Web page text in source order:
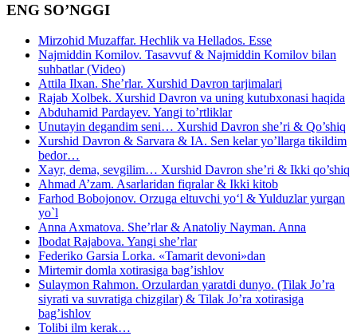
ENG SO’NGGI
Mirzohid Muzaffar. Hechlik va Hellados. Esse
Najmiddin Komilov. Tasavvuf & Najmiddin Komilov bilan
suhbatlar (Video)
Attila Ilxan. She’rlar. Xurshid Davron tarjimalari
Rajab Xolbek. Xurshid Davron va uning kutubxonasi haqida
Abduhamid Pardayev. Yangi to’rtliklar
Unutayin degandim seni… Xurshid Davron she’ri & Qo’shiq
Xurshid Davron & Sarvara & IA. Sen kelar yo’llarga tikildim
bedor…
Xayr, dema, sevgilim… Xurshid Davron she’ri & Ikki qo’shiq
Ahmad A’zam. Asarlaridan fiqralar & Ikki kitob
Farhod Bobojonov. Orzuga eltuvchi yo‘l & Yulduzlar yurgan
yo`l
Anna Axmatova. She’rlar & Anatoliy Nayman. Anna
Ibodat Rajabova. Yangi she’rlar
Federiko Garsia Lorka. «Tamarit devoni»dan
Mirtemir domla xotirasiga bag’ishlov
Sulaymon Rahmon. Orzulardan yaratdi dunyo. (Tilak Jo’ra
siyrati va suvratiga chizgilar) & Tilak Jo’ra xotirasiga
bag’ishlov
Tolibi ilm kerak…